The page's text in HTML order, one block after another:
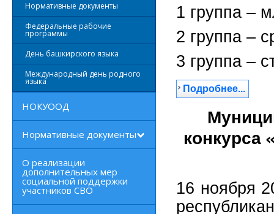
Нормативные документы
Федеральные рабочие
программы
День башкирского языка
Международный день родного
языка
НОКУООД
Нормативные документы
О реализации
дополнительных мер
социальной поддержки
участников СВО
1 группа –
2 группа –
3 группа –
Подробнее...
конкурса
16 ноября